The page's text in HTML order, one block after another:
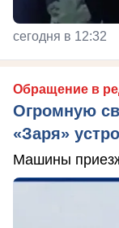
сегодня в 12:32
Обращение в
Огромную
«Заря»
Машины